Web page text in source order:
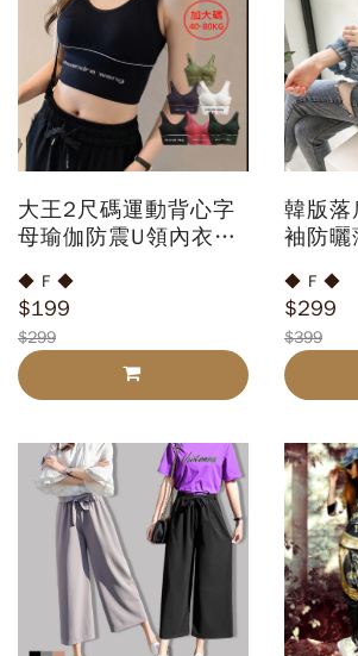
大王2尺碼運動背心字
母瑜伽防震U領內衣無
◆ F ◆
$199
$299
韓版落
袖防曬
◆ F ◆
$299
$399